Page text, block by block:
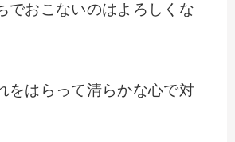
でおこないのはよろしくな
をはらって清らかな心で対